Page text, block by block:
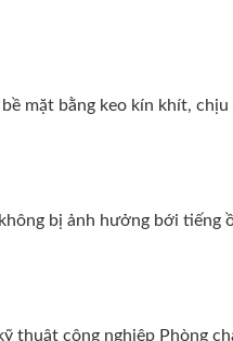
mặt bằng keo kín khít,
bị ảnh hưởng bới tiếng
thuật công nghiệp Phòng